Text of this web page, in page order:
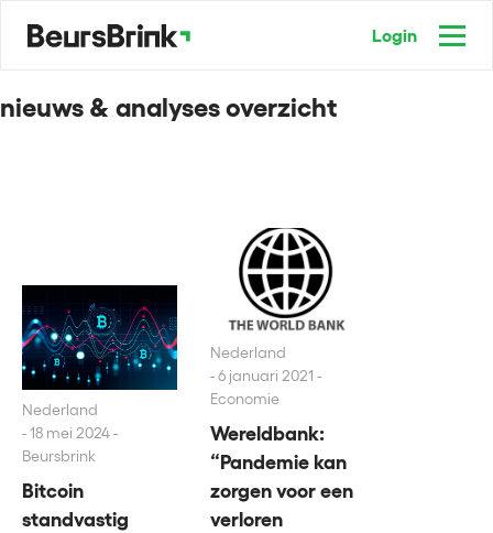
Login
nieuws & analyses overzicht
Nederland
18 mei 2024 -
Beursbrink
Bitcoin
standvastig
Nederland
6 januari 2021 -
Economie
Wereldbank:
“Pandemie kan
zorgen voor een
verloren